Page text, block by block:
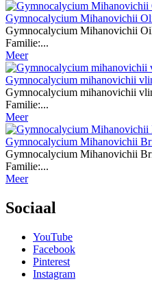
Gymnocalycium Mihanovichii
Gymnocalycium Mihanovichii
Familie:...
Meer
Gymnocalycium mihanovichii
Gymnocalycium mihanovichii
Familie:...
Meer
Gymnocalycium Mihanovichii
Gymnocalycium Mihanovichii
Familie:...
Meer
Sociaal
YouTube
Facebook
Pinterest
Instagram